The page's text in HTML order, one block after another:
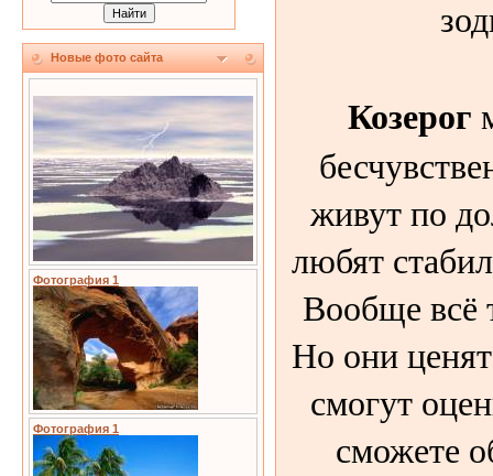
Новые фото сайта
Фотография 1
Фотография 1
Козерог
живут по
любят
Вообще всё
Но они
смогут
сможете